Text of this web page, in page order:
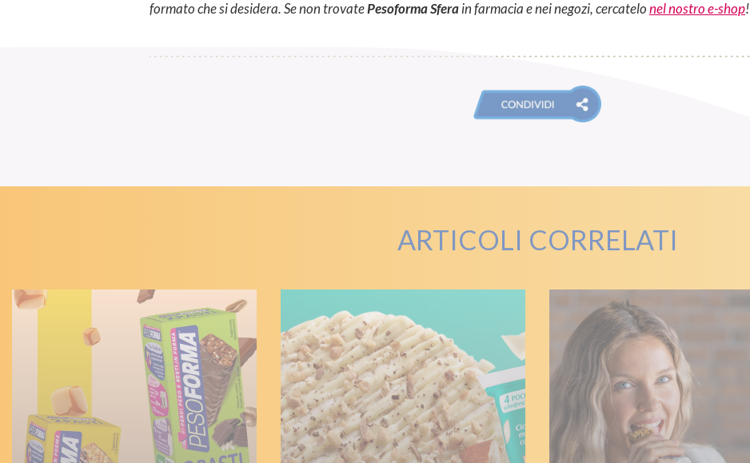
formato che si desidera. Se non trovatePesoforma Sferain farmacia e nei negozi, cercatelonel nostro e-shop!
ARTICOLI CORRELATI